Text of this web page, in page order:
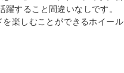
すること間違いなしです。
楽しむことができるホイール